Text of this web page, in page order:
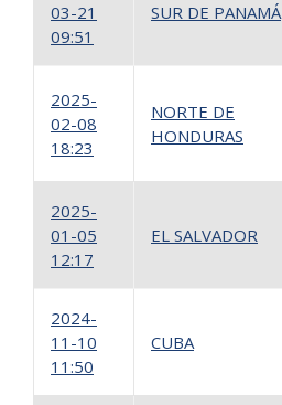
03-21
09:51
SUR DE PANAMÁ
2025-
02-08
18:23
NORTE DE
HONDURAS
2025-
01-05
12:17
EL SALVADOR
2024-
11-10
11:50
CUBA